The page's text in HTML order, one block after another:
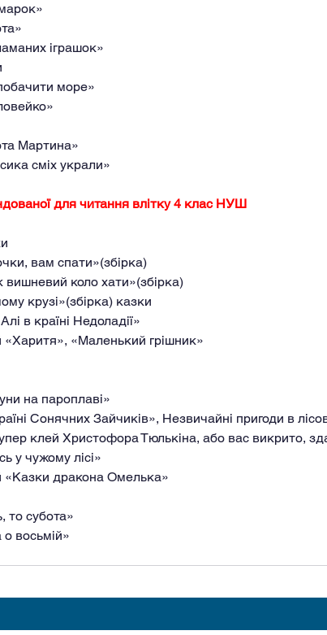
іграшок»
море»
Мартина»
сміх украли»
для читання влітку 4 клас НУШ
вам спати»(збірка)
коло хати»(збірка)
крузі»(збірка) казки
в країні Недоладії»
«Маленький грішник»
на пароплаві»
Сонячних Зайчиків», Незвичайні пригоди в
клей Христофора Тюлькіна, або вас викрито,
у чужому лісі»
дракона Омелька»
субота»
о восьмій»